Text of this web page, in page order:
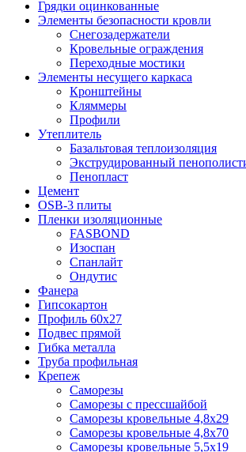
Грядки оцинкованные
Элементы безопасности кровли
Снегозадержатели
Кровельные ограждения
Переходные мостики
Элементы несущего каркаса
Кронштейны
Кляммеры
Профили
Утеплитель
Базальтовая теплоизоляция
Экструдированный
Пенопласт
Цемент
OSB-3 плиты
Пленки изоляционные
FASBOND
Изоспан
Спанлайт
Ондутис
Фанера
Гипсокартон
Профиль 60х27
Подвес прямой
Гибка металла
Труба профильная
Крепеж
Саморезы
Саморезы с прессшайбой
Саморезы кровельные 4,8х29
Саморезы кровельные 4,8х70
Саморезы кровельные 5,5х19